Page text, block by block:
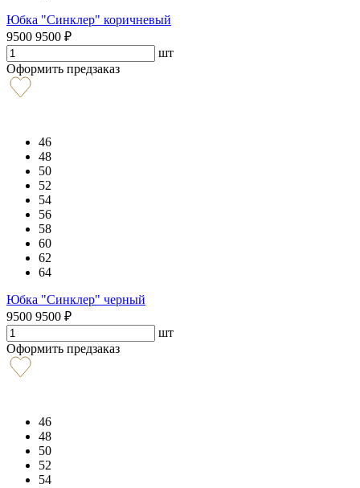
Юбка "Синклер" коричневый
9500 9500 ₽
шт
Оформить предзаказ
46
48
50
52
54
56
58
60
62
64
Юбка "Синклер" черный
9500 9500 ₽
шт
Оформить предзаказ
46
48
50
52
54